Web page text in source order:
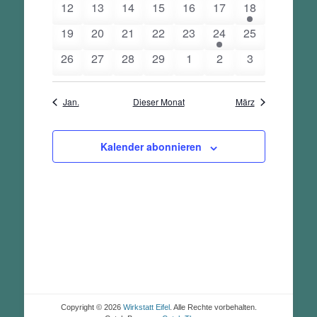
0
12
0
13
0
14
0
15
0
Veranstaltungen
16
0
Veranstaltungen
17
1
Veranstaltung
18
0
19
0
20
0
21
0
Veranstaltungen
22
0
Veranstaltungen
23
2
Veranstaltungen
24
0
25
0
26
0
27
0
28
0
29
0
1
0
2
0
3
Jan. Dieser Monat März
Kalender abonnieren
Copyright © 2026 Wirkstatt Eifel . Alle Rechte vorbehalten.